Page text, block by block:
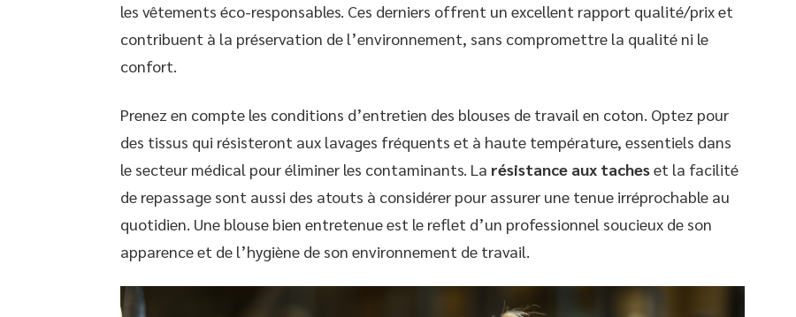
les vêtements éco-responsables. Ces derniers offrent un excellent rapport qualité/prix et
contribuent à la préservation de l’environnement, sans compromettre la qualité ni le
confort.
Prenez en compte les conditions d’entretien des blouses de travail en coton. Optez pour
des tissus qui résisteront aux lavages fréquents et à haute température, essentiels dans
le secteur médical pour éliminer les contaminants. La résistance aux tacheset la facilité
de repassage sont aussi des atouts à considérer pour assurer une tenue irréprochable au
quotidien. Une blouse bien entretenue est le reflet d’un professionnel soucieux de son
apparence et de l’hygiène de son environnement de travail.